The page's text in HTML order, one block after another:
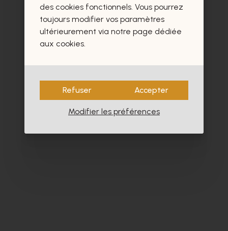
des cookies fonctionnels. Vous pourrez
toujours modifier vos paramètres
ultérieurement via notre page dédiée
aux cookies.
Refuser Accepter
Modifier les préférences